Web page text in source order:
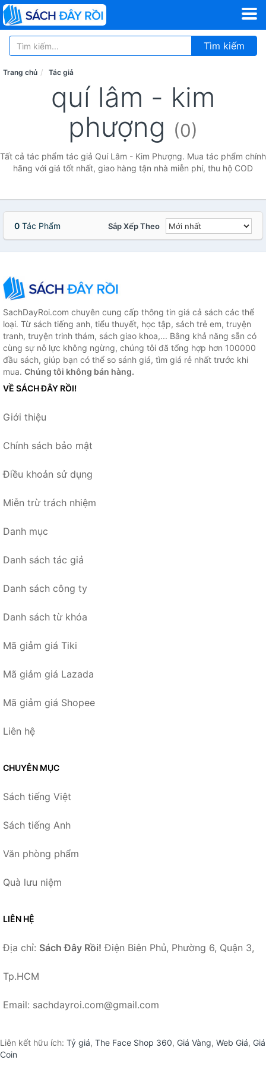
Tìm kiếm
Trang chủ Tác giả
quí lâm - kim
phượng (0)
Tất cả tác phẩm tác giả Quí Lâm - Kim Phượng. Mua tác phẩm chính
hãng với giá tốt nhất, giao hàng tận nhà miễn phí, thu hộ COD
0 Tác Phẩm Sắp Xếp Theo
SachDayRoi.com chuyên cung cấp thông tin giá cả sách các thể
loại. Từ sách tiếng anh, tiểu thuyết, học tập, sách trẻ em, truyện
tranh, truyện trinh thám, sách giao khoa,... Bằng khả năng sẵn có
cùng sự nỗ lực không ngừng, chúng tôi đã tổng hợp hơn 100000
đầu sách, giúp bạn có thể so sánh giá, tìm giá rẻ nhất trước khi
mua. Chúng tôi không bán hàng.
VỀ SÁCH ĐÂY RỒI!
Giới thiệu
Chính sách bảo mật
Điều khoản sử dụng
Miễn trừ trách nhiệm
Danh mục
Danh sách tác giả
Danh sách công ty
Danh sách từ khóa
Mã giảm giá Tiki
Mã giảm giá Lazada
Mã giảm giá Shopee
Liên hệ
CHUYÊN MỤC
Sách tiếng Việt
Sách tiếng Anh
Văn phòng phẩm
Quà lưu niệm
LIÊN HỆ
Địa chỉ: Sách Đây Rồi! Điện Biên Phủ, Phường 6, Quận 3,
Tp.HCM
Email: sachdayroi.com@gmail.com
Liên kết hữu ích: Tỷ giá, The Face Shop 360, Giá Vàng, Web Giá, Giá
Coin